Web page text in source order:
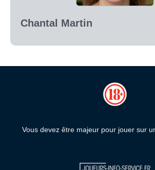
Chantal Martin
Vous devez être majeur pour jouer sur